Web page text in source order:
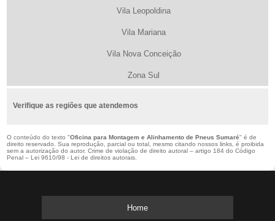
Vila Leopoldina
Vila Mariana
Vila Nova Conceição
Zona Sul
Verifique as regiões que atendemos
O conteúdo do texto "Oficina para Montagem e Alinhamento de Pneus Sumaré" é de
direito reservado. Sua reprodução, parcial ou total, mesmo citando nossos links, é proibida
sem a autorização do autor. Crime de violação de direito autoral – artigo 184 do Código
Penal –Lei 9610/98 - Lei de direitos autorais
Home